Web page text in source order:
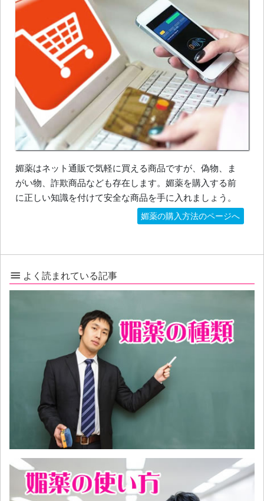
媚薬はネット通販で気軽に買える商品ですが、偽物、ま
がい物、詐欺商品なども存在します。媚薬を購入する前
に正しい知識を付けて安全な商品を手に入れましょう。
媚薬の購入方法のページへ
よく読まれている記事